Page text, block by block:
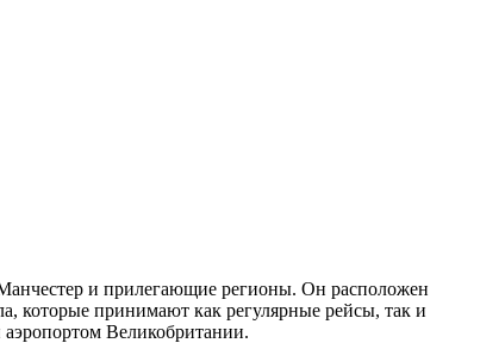
и прилегающие регионы. Он расположен
которые принимают как регулярные рейсы, так и
Великобритании.